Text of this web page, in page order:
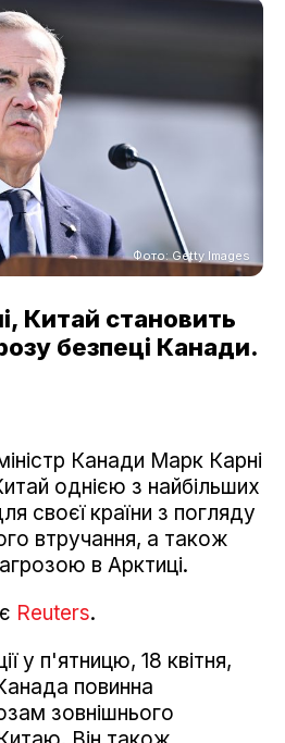
Фото: Getty Images
Китай становить
безпеці Канади.
Канади Марк Карні
однією з найбільших
своєї країни з погляду
втручання, а також
в Арктиці.
Reuters.
у п'ятницю, 18 квітня,
повинна
зовнішнього